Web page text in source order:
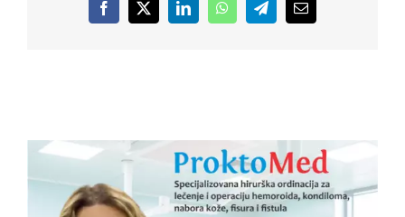
Facebook
X LinkedInWhatsAppTelegramEmail